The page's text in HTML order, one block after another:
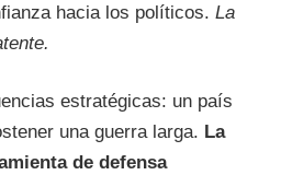
hacia los políticos. La
estratégicas: un país
una guerra larga. La
de defensa